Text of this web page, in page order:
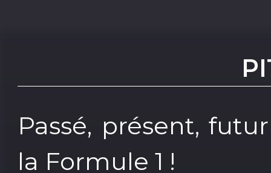
Passé, présent,
la Formule 1 !